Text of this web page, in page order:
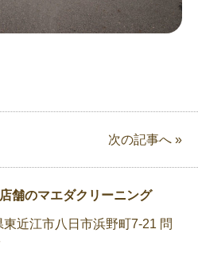
次の記事へ »
舗のマエダクリーニング
近江市八日市浜野町7-21 問